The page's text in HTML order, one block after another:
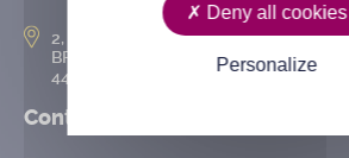
2, rue de l’Hôtel-de-Ville
BP 50167
44802 Saint-Herblain cedex
Contact
Deny all cookies
Personalize